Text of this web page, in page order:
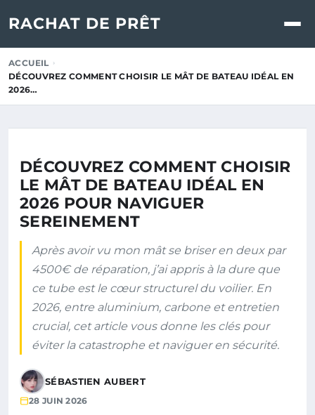
RACHAT DE PRÊT
ACCUEIL
DÉCOUVREZ COMMENT CHOISIR LE MÂT DE BATEAU IDÉAL EN
2026…
DÉCOUVREZ COMMENT CHOISIR
LE MÂT DE BATEAU IDÉAL EN
2026 POUR NAVIGUER
SEREINEMENT
Après avoir vu mon mât se briser en deux par
4500€ de réparation, j’ai appris à la dure que
ce tube est le cœur structurel du voilier. En
2026, entre aluminium, carbone et entretien
crucial, cet article vous donne les clés pour
éviter la catastrophe et naviguer en sécurité.
SÉBASTIEN AUBERT
28 JUIN 2026